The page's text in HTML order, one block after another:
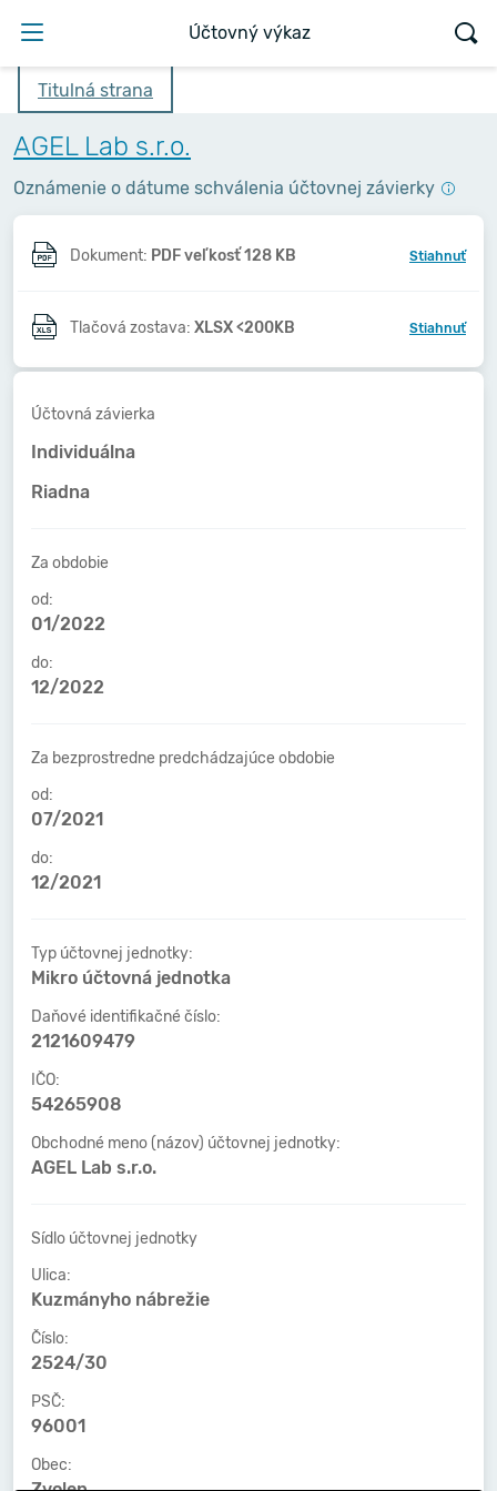
Účtovný výkaz
Titulná strana
AGEL Lab s.r.o.
Oznámenie o dátume schválenia účtovnej závierky
Dokument: PDF veľkosť 128 KB Stiahnuť
Tlačová zostava: XLSX <200KB Stiahnuť
Účtovná závierka
Individuálna
Riadna
Za obdobie
od:
01/2022
do:
12/2022
Za bezprostredne predchádzajúce obdobie
od:
07/2021
do:
12/2021
Typ účtovnej jednotky:
Mikro účtovná jednotka
Daňové identifikačné číslo:
2121609479
IČO:
54265908
Obchodné meno (názov) účtovnej jednotky:
AGEL Lab s.r.o.
Sídlo účtovnej jednotky
Ulica:
Kuzmányho nábrežie
Číslo:
2524/30
PSČ:
96001
Obec: